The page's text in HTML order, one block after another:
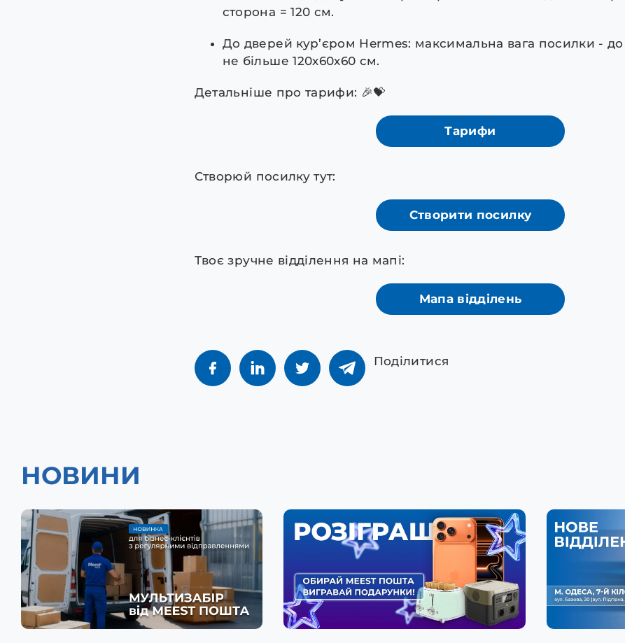
сторона = 120 см.
До дверей кур’єром Hermes: максимальна вага посилки - до
не більше 120х60х60 см.
Детальніше про тарифи: 🎉💝
Тарифи
Створюй посилку тут:
Створити посилку
Твоє зручне відділення на мапі:
Мапа відділень
Поділитися
НОВИНИ